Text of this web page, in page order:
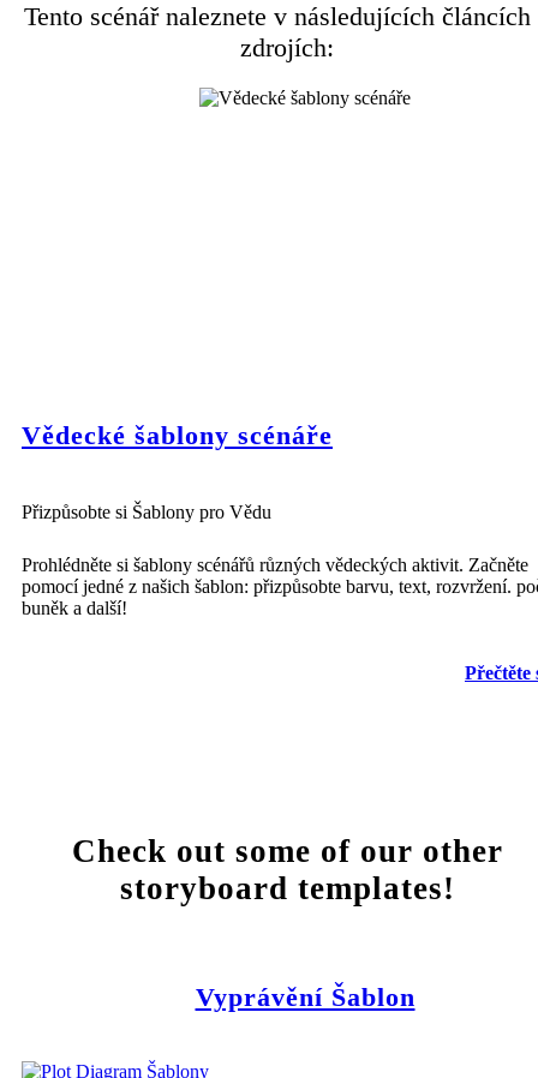
Tento scénář naleznete v následujících článcích
zdrojích:
Vědecké šablony scénáře
Přizpůsobte si Šablony pro Vědu
Prohlédněte si šablony scénářů různých vědeckých aktivit. Začněte
pomocí jedné z našich šablon: přizpůsobte barvu, text, rozvržení.
buněk a další!
Přečtěte
Check out some of our other
storyboard templates!
Vyprávění Šablon